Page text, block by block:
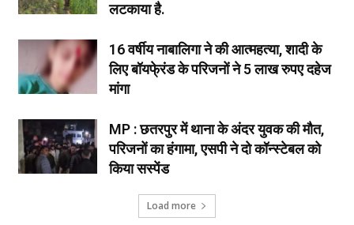
लटकाया है.
16 वर्षीय नाबालिगा ने की आत्महत्या, शादी के
लिए बॉयफे्रंड के परिजनों ने 5 लाख रुपए दहेज
मांगा
MP : छतरपुर में थाना के अंदर युवक की मौत,
परिजनों का हंगामा, एसपी ने दो कॉन्स्टेबल को
किया सस्पेंड
Load more